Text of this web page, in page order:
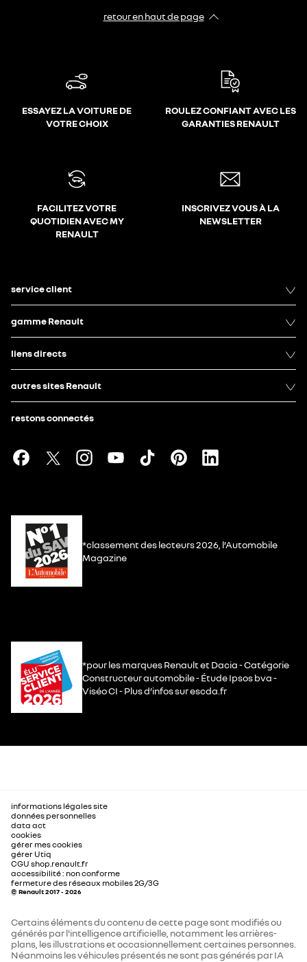
retour en haut de page​
ESSAYEZ LA VOITURE DE
VOTRE CHOIX
ROULEZ CONFIANT AVEC LES
GARANTIES RENAULT
FACILITEZ VOTRE
QUOTIDIEN AVEC MY
RENAULT
INSCRIVEZ VOUS À LA
NEWSLETTER
service client
gamme Renault
liens directs
autres sites Renault
restons connectés
*classement des lecteurs 2026, l’Automobile
Magazine
*pour les marques Renault et Dacia - Catégorie
Constructeur automobile - Étude Ipsos bva -
Viséo CI - Plus d’infos sur escda.fr
informations légales site
données personnelles
data act
cookies
gérer mes cookies
gérer Utiq
CGU shop.renault.fr
accessibilité : non conforme
fermeture des réseaux mobiles 2G/3G
© Renault 2017 - 2026
Certains éléments du contenu de cette page sont modifiés ou
générés par l'intelligence artificielle, notamment les arrières-
plans, les illustrations et occasionnellement certaines personnes.
Néanmoins les véhicules présentés ne sont pas générés par IA